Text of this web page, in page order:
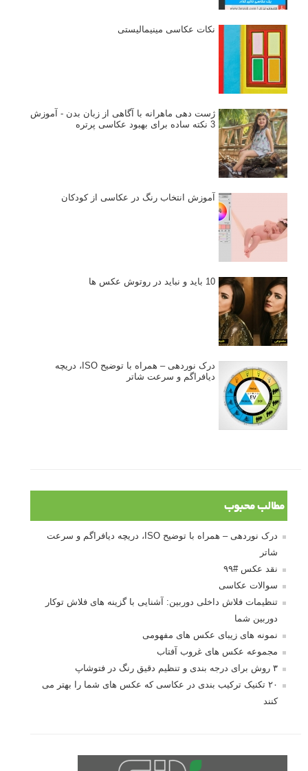
نکات عکاسی مینیمالیستی
ژست دهی ماهرانه با آگاهی از زبان بدن - آموزش
3 نکته ساده برای بهبود عکاسی پرتره
آموزش انتخاب رنگ در عکاسی از کودکان
10 باید و نباید در روتوش عکس ها
درک نوردهی – همراه با توضیح ISO، دریچه
دیافراگم و سرعت شاتر
مطالب محبوب
درک نوردهی – همراه با توضیح ISO، دریچه دیافراگم و سرعت
شاتر
نقد عکس #۹۹
سوالات عکاسی
تنظیمات فلاش داخلی دوربین: آشنایی با گزینه های فلاش توکار
دوربین شما
نمونه های زیبای عکس های مفهومی
مجموعه عکس های غروب آفتاب
۳ روش برای درجه بندی و تنظیم دقیق رنگ در فتوشاپ
۲۰ تکنیک ترکیب بندی در عکاسی که عکس های شما را بهتر می
کنند